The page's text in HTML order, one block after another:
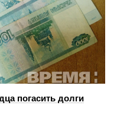
погасить долги